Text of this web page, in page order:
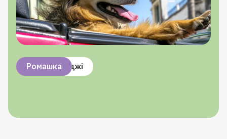
Вітамін B1
Вітамін B6
Омега-3
Пивні дріжджі
Ромашка